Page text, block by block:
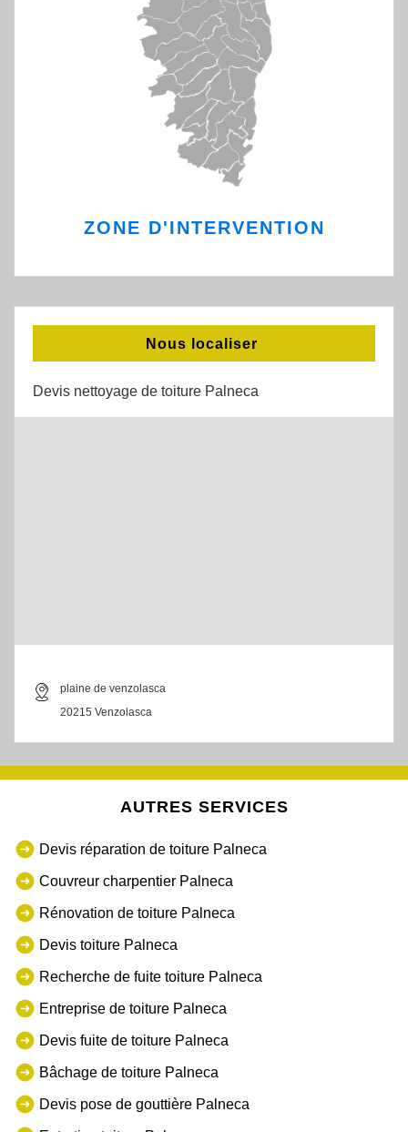
ZONE D'INTERVENTION
Nous localiser
Devis nettoyage de toiture Palneca
plaine de venzolasca
20215 Venzolasca
AUTRES SERVICES
Devis réparation de toiture Palneca
Couvreur charpentier Palneca
Rénovation de toiture Palneca
Devis toiture Palneca
Recherche de fuite toiture Palneca
Entreprise de toiture Palneca
Devis fuite de toiture Palneca
Bâchage de toiture Palneca
Devis pose de gouttière Palneca